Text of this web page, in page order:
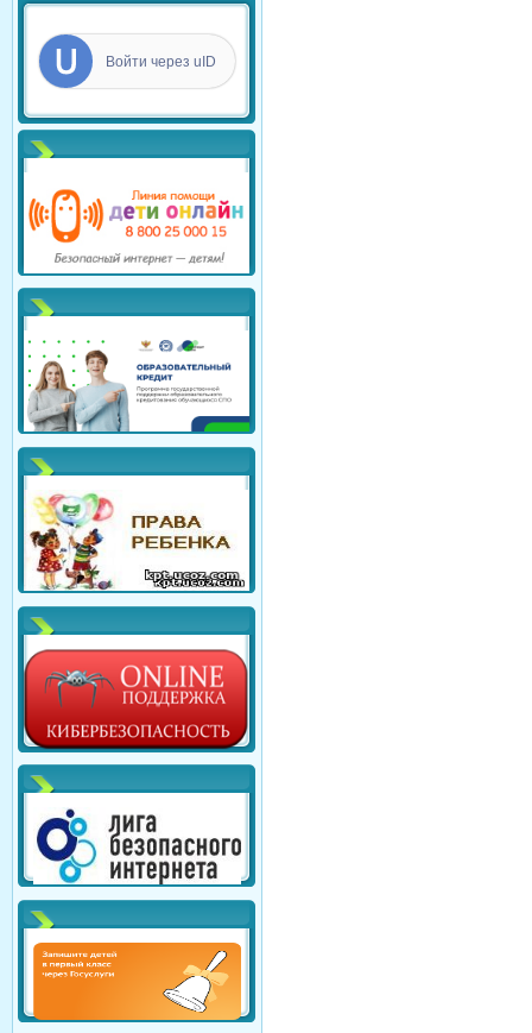
Войти через uID